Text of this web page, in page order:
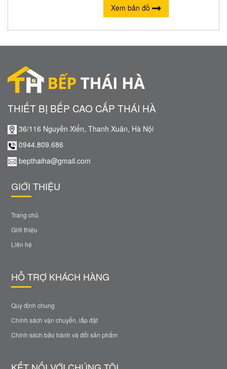
Xem bản đồ
THIẾT BỊ BẾP CAO CẤP THÁI HÀ
36/116 Nguyễn Xiển, Thanh Xuân, Hà Nội
0944.809.686
bepthaiha@gmail.com
GIỚI THIỆU
Trang chủ
Giới thiệu
Liên hệ
HỖ TRỢ KHÁCH HÀNG
Quy định chung
Chính sách vận chuyển, lắp đặt
Chính sách bảo hành và đổi sản phẩm